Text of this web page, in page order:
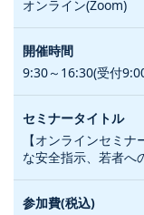
オンライン(Zoom)
9:30～16:30(受付
【オンラインセミ
な安全指示、若者へ